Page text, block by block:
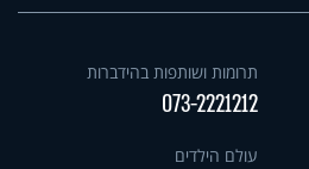
תרומות ושותפות בהידברות
073-2221212
עולם הילדים